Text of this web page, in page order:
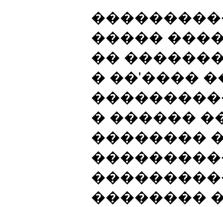
�����
��
� ��'����
� ������
��������
��������